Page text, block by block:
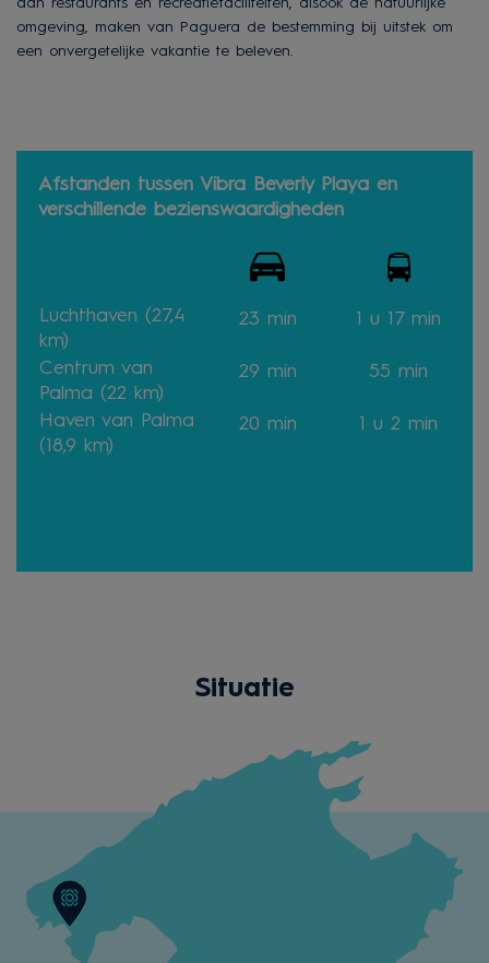
omgeving, maken van Paguera de bestemming bij uitstek om
een onvergetelijke vakantie te beleven.
Afstanden tussen Vibra Beverly Playa en
verschillende bezienswaardigheden
Luchthaven (27,4
km)
23 min 1 u 17 min
Centrum van
Palma (22 km)
29 min 55 min
Haven van Palma
(18,9 km)
20 min 1 u 2 min
Situatie